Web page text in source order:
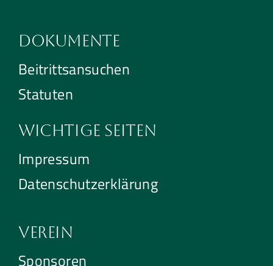
Dokumente
Beitrittsansuchen
Statuten
Wichtige Seiten
Impressum
Datenschutzerklärung
Verein
Sponsoren